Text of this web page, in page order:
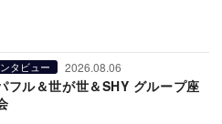
タビュー 2026.08.06
フル＆世が世＆SHY グループ座